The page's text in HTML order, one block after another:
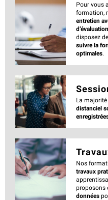
Pour vous
formation,
entretien
d’évaluation
disposez
suivre la
optimales.
La
distanciel
Nos
travaux
proposons
données